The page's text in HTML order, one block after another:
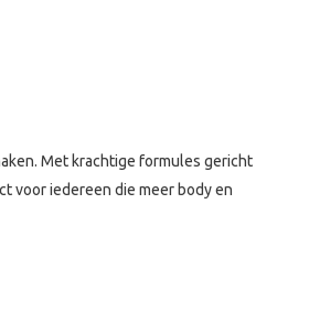
Met krachtige formules gericht
voor iedereen die meer body en